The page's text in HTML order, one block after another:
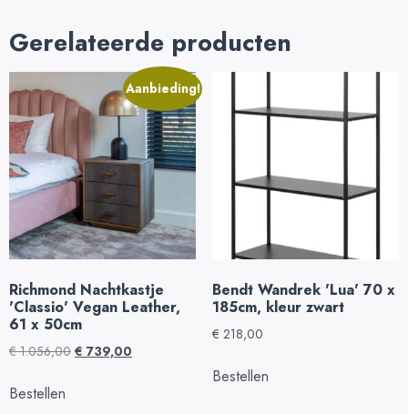
Gerelateerde producten
Aanbieding!
Richmond Nachtkastje
'Classio' Vegan Leather,
61 x 50cm
€1.056,00 € 739,00
Bestellen
Bendt Wandrek 'Lua' 70 x
185cm, kleur zwart
€ 218,00
Bestellen